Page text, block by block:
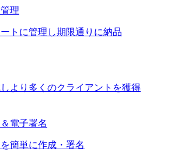
理
トに管理し期限通りに納品
より多くのクライアントを獲得
電子署名
簡単に作成・署名